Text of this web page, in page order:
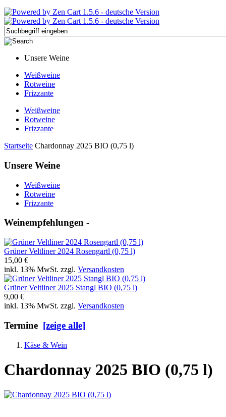
Unsere Weine
Weißweine
Rotweine
Frizzante
Weißweine
Rotweine
Frizzante
Startseite Chardonnay 2025 BIO (0,75 l)
Unsere Weine
Weißweine
Rotweine
Frizzante
Weinempfehlungen -
Grüner Veltliner 2024 Rosengartl (0,75 l)
15,00 €
inkl. 13% MwSt. zzgl. Versandkosten
Grüner Veltliner 2025 Stangl BIO (0,75 l)
9,00 €
inkl. 13% MwSt. zzgl. Versandkosten
Termine [zeige alle]
Käse & Wein
Chardonnay 2025 BIO (0,75 l)